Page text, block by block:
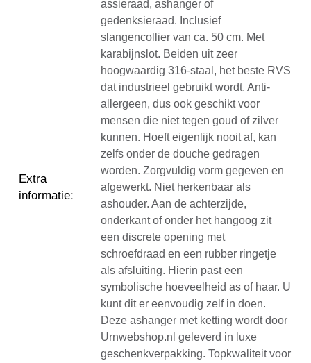
Extra
informatie:
assieraad, ashanger of
gedenksieraad. Inclusief
slangencollier van ca. 50 cm. Met
karabijnslot. Beiden uit zeer
hoogwaardig 316-staal, het beste RVS
dat industrieel gebruikt wordt. Anti-
allergeen, dus ook geschikt voor
mensen die niet tegen goud of zilver
kunnen. Hoeft eigenlijk nooit af, kan
zelfs onder de douche gedragen
worden. Zorgvuldig vorm gegeven en
afgewerkt. Niet herkenbaar als
ashouder. Aan de achterzijde,
onderkant of onder het hangoog zit
een discrete opening met
schroefdraad en een rubber ringetje
als afsluiting. Hierin past een
symbolische hoeveelheid as of haar. U
kunt dit er eenvoudig zelf in doen.
Deze ashanger met ketting wordt door
Urnwebshop.nl geleverd in luxe
geschenkverpakking. Topkwaliteit voor